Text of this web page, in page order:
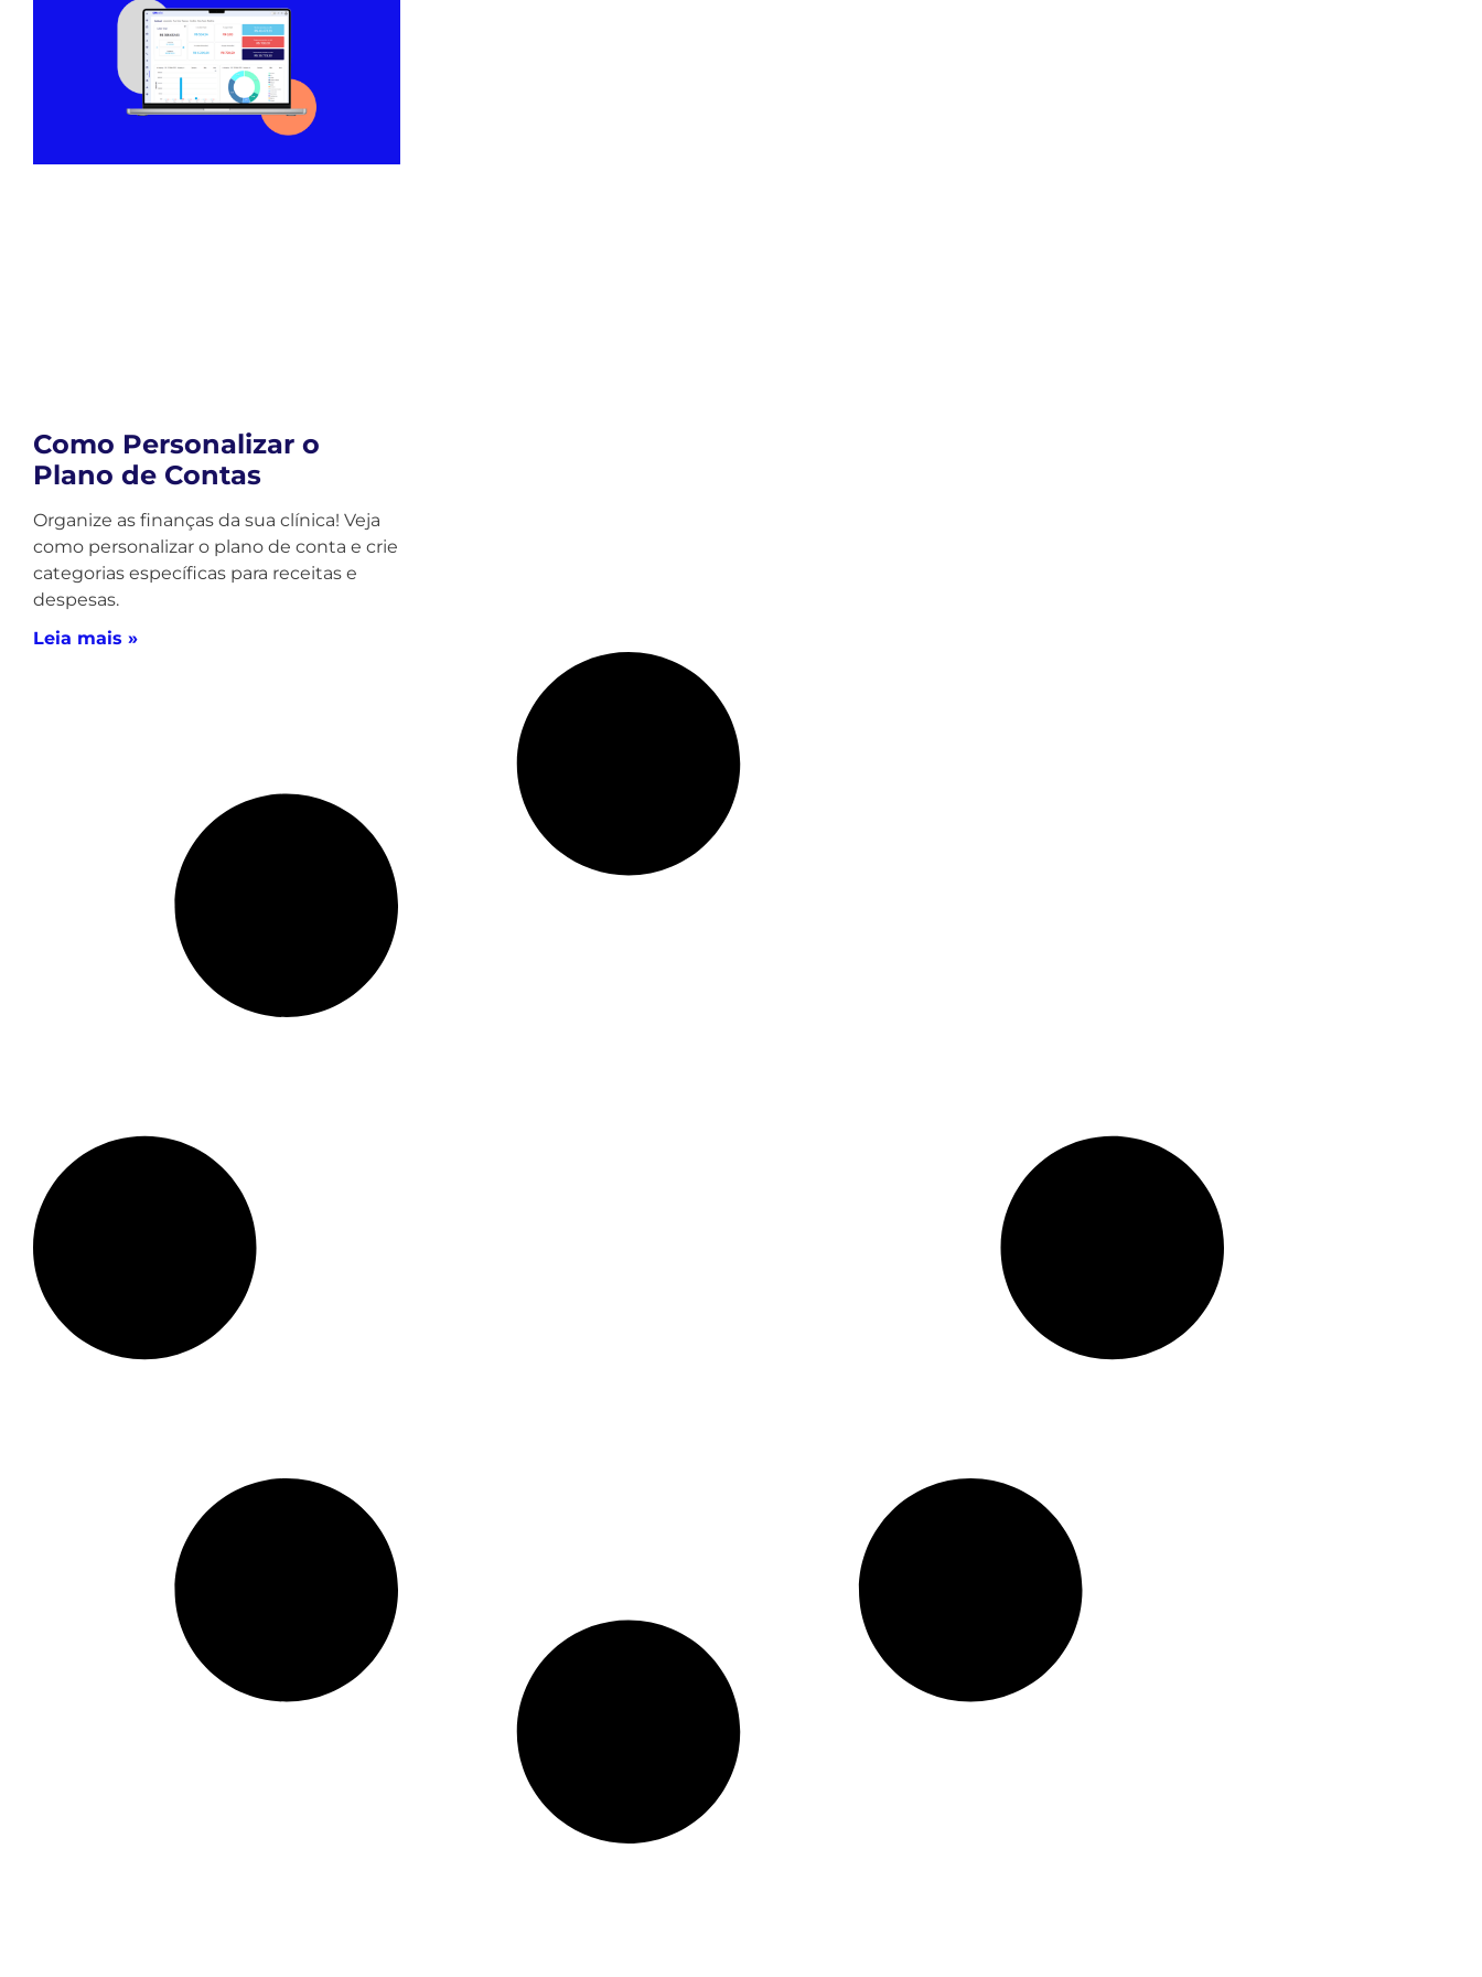
Como Personalizar o
Plano de Contas
Organize as finanças da sua clínica! Veja
como personalizar o plano de conta e crie
categorias específicas para receitas e
despesas.
Leia mais »